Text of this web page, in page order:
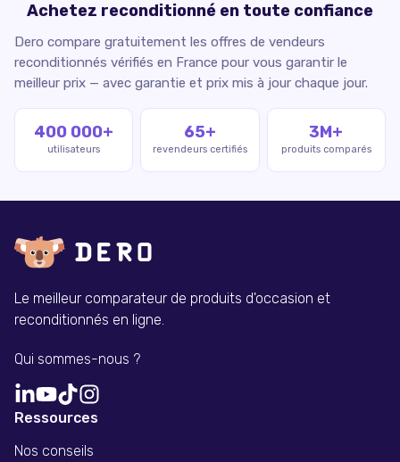
Achetez reconditionné en toute confiance
Dero compare gratuitement les offres de vendeurs
reconditionnés vérifiés en France pour vous garantir le
meilleur prix — avec garantie et prix mis à jour chaque jour.
400 000+
utilisateurs
65+
revendeurs certifiés
3M+
produits comparés
Le meilleur comparateur de produits d'occasion et
reconditionnés en ligne.
Qui sommes-nous ?
Ressources
Nos conseils